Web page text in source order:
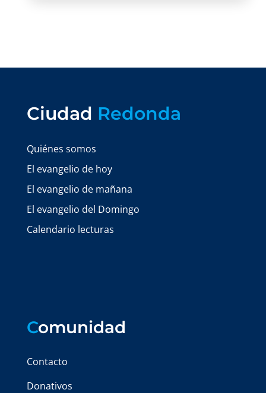
Ciudad Redonda
Quiénes somos
El evangelio de hoy
El evangelio de mañana
El evangelio del Domingo
Calendario lecturas
Comunidad
Contacto
Donativos